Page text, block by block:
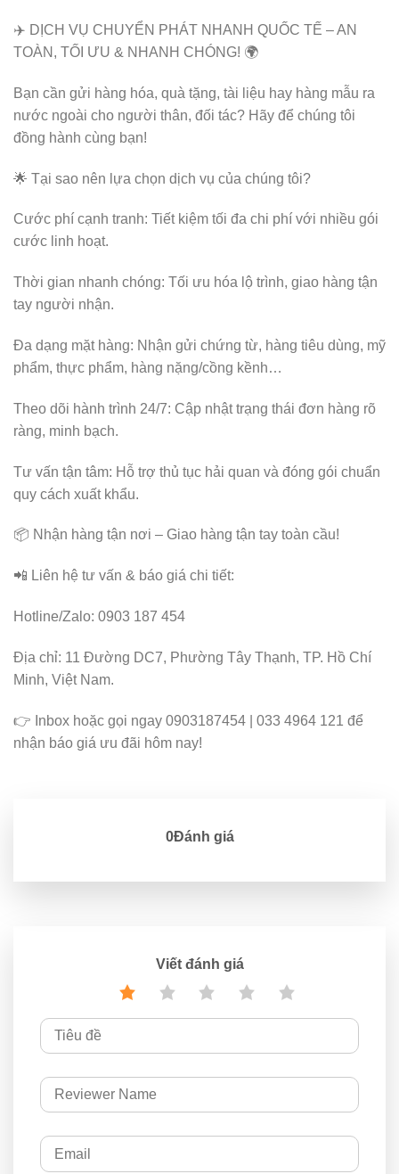
✈️ DỊCH VỤ CHUYỂN PHÁT NHANH QUỐC TẾ – AN
TOÀN, TỐI ƯU & NHANH CHÓNG! 🌍
Bạn cần gửi hàng hóa, quà tặng, tài liệu hay hàng mẫu ra
nước ngoài cho người thân, đối tác? Hãy để chúng tôi
đồng hành cùng bạn!
🌟 Tại sao nên lựa chọn dịch vụ của chúng tôi?
Cước phí cạnh tranh: Tiết kiệm tối đa chi phí với nhiều gói
cước linh hoạt.
Thời gian nhanh chóng: Tối ưu hóa lộ trình, giao hàng tận
tay người nhận.
Đa dạng mặt hàng: Nhận gửi chứng từ, hàng tiêu dùng, mỹ
phẩm, thực phẩm, hàng nặng/cồng kềnh…
Theo dõi hành trình 24/7: Cập nhật trạng thái đơn hàng rõ
ràng, minh bạch.
Tư vấn tận tâm: Hỗ trợ thủ tục hải quan và đóng gói chuẩn
quy cách xuất khẩu.
📦 Nhận hàng tận nơi – Giao hàng tận tay toàn cầu!
📲 Liên hệ tư vấn & báo giá chi tiết:
Hotline/Zalo: 0903 187 454
Địa chỉ: 11 Đường DC7, Phường Tây Thạnh, TP. Hồ Chí
Minh, Việt Nam.
👉 Inbox hoặc gọi ngay 0903187454 | 033 4964 121 để
nhận báo giá ưu đãi hôm nay!
0Đánh giá
Viết đánh giá